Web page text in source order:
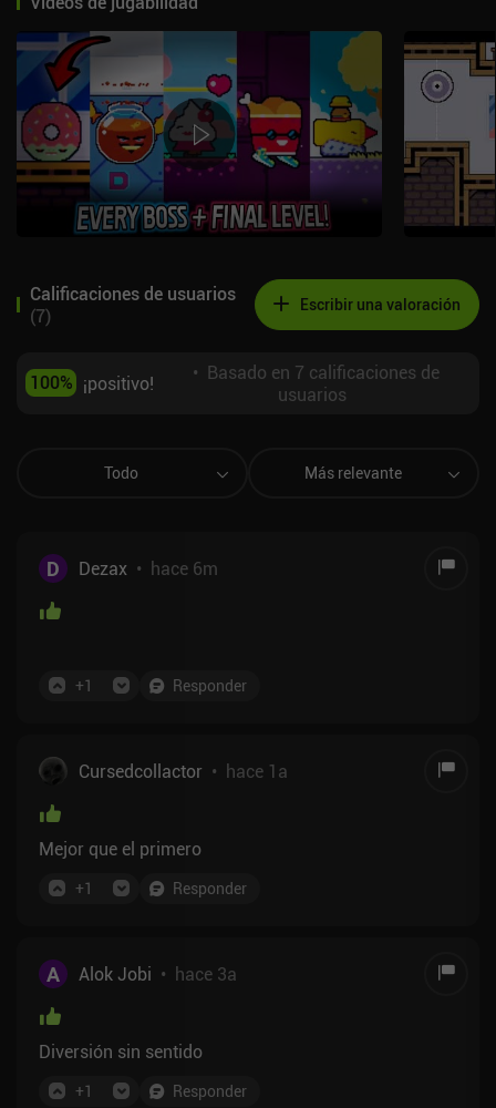
Calificaciones de usuarios
(7) Escribir una valoración
100% ¡positivo! • Basado en 7 calificaciones de
usuarios
Todo Más relevante
D Dezax • hace 6m
+1 Responder
Cursedcollactor • hace 1a
Mejor que el primero
+1 Responder
A Alok Jobi • hace 3a
Diversión sin sentido
+1 Responder